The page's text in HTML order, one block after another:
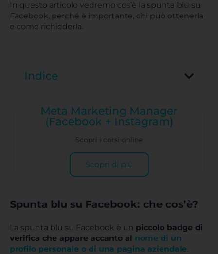
In questo articolo vedremo cos’è la spunta blu su
Facebook, perché è importante, chi può ottenerla
e come richiederla.
Indice
Meta Marketing Manager
(Facebook + Instagram)
Scopri i corsi online
Scopri di più
Spunta blu su Facebook: che cos’è?
La spunta blu su Facebook è un piccolo badge di
verifica che appare accanto al nome di un
profilo personale o di una pagina aziendale.